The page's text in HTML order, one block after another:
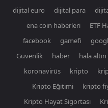
dijital euro
dijital para
ena coin haberleri
ETF
facebook
gamefi
Güvenlik
haber hala altın
koronavirüs
kripto
Kripto Eğitimi
kripto
Kripto Hayat Sigortası